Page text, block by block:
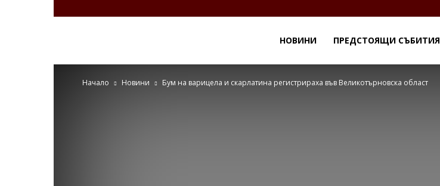
НОВИНИ ПРЕДСТОЯЩИ СЪБИТИЯ
Начало Новини Бум на варицела и скарлатина регистрираха във Великотърновска област